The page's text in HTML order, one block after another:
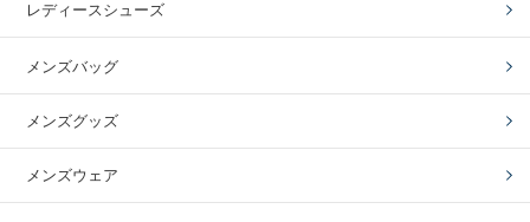
レディースシューズ
メンズバッグ
メンズグッズ
メンズウェア